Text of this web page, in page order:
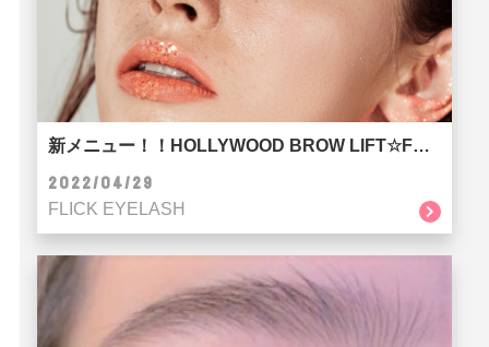
新メニュー！！HOLLYWOOD BROW LIFT☆FLICK EYELASH京都
2022/04/29
FLICK EYELASH